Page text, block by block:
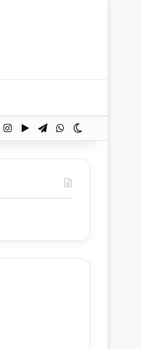
YouTubeInstagram
Google Play
TelegramWhatsApp